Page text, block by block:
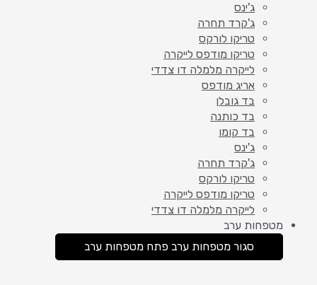
ג'ינס
ג'קרד תחרה
טריקו לורקס
טריקו מודפס לייקרה
לייקרה מלמלה דו צדדי
אריג מודפס
בד גובלן
בד כותנה
בד קומו
ג'ינס
ג'קרד תחרה
טריקו לורקס
טריקו מודפס לייקרה
לייקרה מלמלה דו צדדי
מטפחות ערב
סגור מטפחות ערב פתח מטפחות ערב